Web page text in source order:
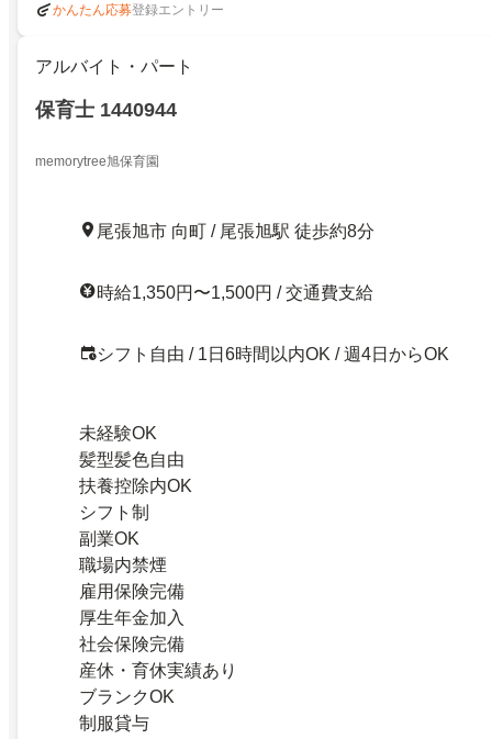
かんたん応募登録エントリー
アルバイト・パート
保育士 1440944
memorytree旭保育園
尾張旭市 向町 / 尾張旭駅 徒歩約8分
時給1,350円〜1,500円 / 交通費支給
シフト自由 / 1日6時間以内OK / 週4日からOK
未経験OK
髪型髪色自由
扶養控除内OK
シフト制
副業OK
職場内禁煙
雇用保険完備
厚生年金加入
社会保険完備
産休・育休実績あり
ブランクOK
制服貸与